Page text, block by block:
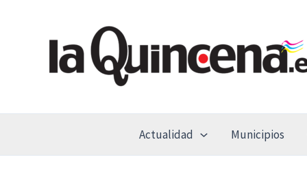
Actualidad Municipios